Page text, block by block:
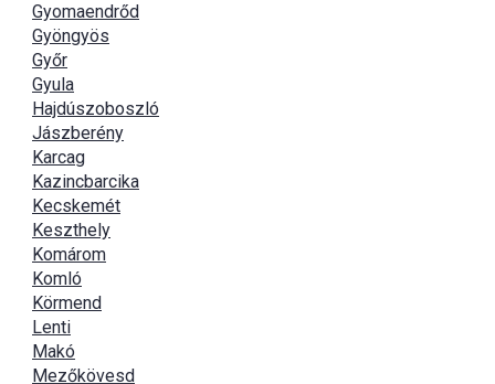
Gyomaendrőd
Gyöngyös
Győr
Gyula
Hajdúszoboszló
Jászberény
Karcag
Kazincbarcika
Kecskemét
Keszthely
Komárom
Komló
Körmend
Lenti
Makó
Mezőkövesd